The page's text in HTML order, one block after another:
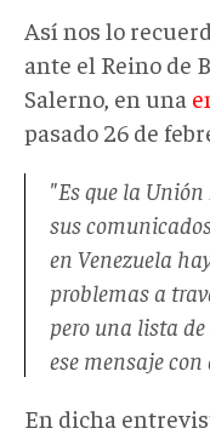
Así nos lo
ante el Reino de
Salerno, en una
pasado 26 de
"Es que la
sus
en Venezuela
problemas a
pero una lista
ese mensaje
En dicha